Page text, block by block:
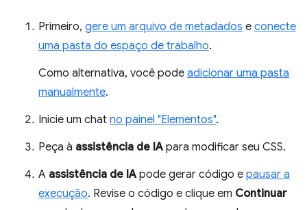
Primeiro, gere um arquivo de metadados e conecte
uma pasta do espaço de trabalho.
Como alternativa, você pode adicionar uma pasta
manualmente.
Inicie um chat no painel "Elementos".
Peça à assistência de IA para modificar seu CSS.
A assistência de IA pode gerar código e pausar a
execução. Revise o código e clique em Continuar